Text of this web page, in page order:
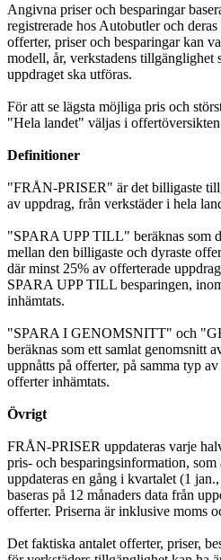
Angivna priser och besparingar
registrerade hos Autobutler och
offerter, priser och besparingar kan
modell, år, verkstadens tillgänglighet
uppdraget ska utföras.
För att se lägsta möjliga pris och
"Hela landet" väljas i offertöversikten
Definitioner
"FRÅN-PRISER" är det billigaste
av uppdrag, från verkstäder i hela
"SPARA UPP TILL" beräknas som
mellan den billigaste och dyraste
där minst 25% av offerterade
SPARA UPP TILL besparingen,
inhämtats.
"SPARA I GENOMSNITT" och
beräknas som ett samlat genomsnitt
uppnåtts på offerter, på samma typ
offerter inhämtats.
Övrigt
FRÅN-PRISER uppdateras varje
pris- och besparingsinformation,
uppdateras en gång i kvartalet (1
baseras på 12 månaders data från
offerter. Priserna är inklusive moms
Det faktiska antalet offerter, priser,